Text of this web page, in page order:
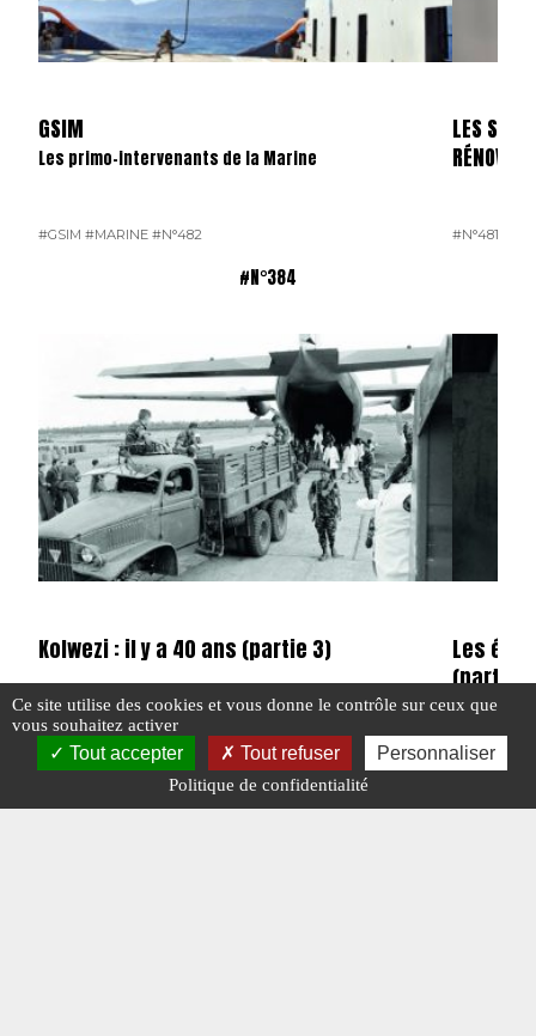
GSIM
Les primo-intervenants de la Marine
#GSIM #MARINE #N°482
LES
RÉNOVÉS
#N°481
#N°384
Kolwezi : il y a 40 ans (partie 3)
#N°384
Les
(partie
#N°384
Ce site utilise des cookies et vous donne le contrôle sur ceux que
vous souhaitez activer
Tout accepter Tout refuser Personnaliser
Politique de confidentialité